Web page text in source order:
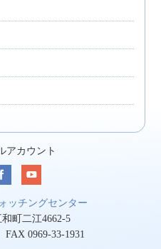
アカウント
ッチングセンター
町二江4662-5
0969-33-1931